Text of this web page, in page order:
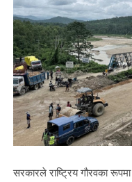
सरकारले राष्ट्रिय गौरवका रूपमा